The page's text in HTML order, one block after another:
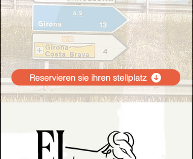
Reservieren sie ihren stellplatz